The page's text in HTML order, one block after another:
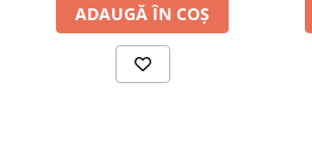
ADAUGĂ ÎN COȘ